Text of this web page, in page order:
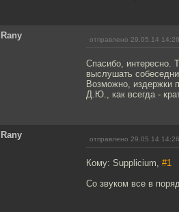
Rany отправлено 29.05.14 14:26
Спасибо, интересно.
выслушать
Возможно, издержки
Д.Ю., как всегда -
Rany отправлено 29.05.14 14:26
Кому: Supplicium, #1
Со звуком все в